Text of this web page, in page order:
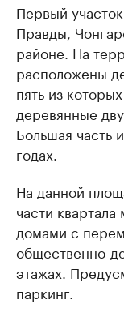
Первый
Правды,
районе. На
расположены
пять из
деревянные
Большая часть
годах.
На данной
части
домами с
общественно-
этажах.
паркинг.